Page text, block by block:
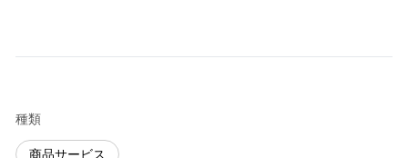
種類
商品サービス